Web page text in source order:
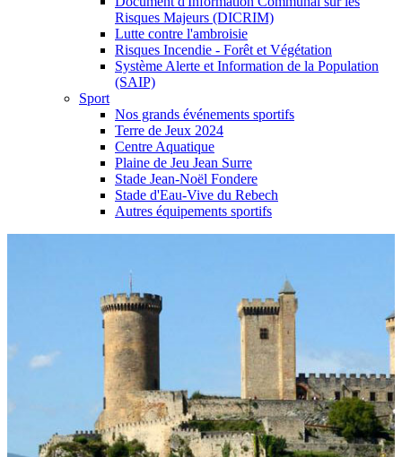
Risques Majeurs (DICRIM)
Lutte contre l'ambroisie
Risques Incendie - Forêt et Végétation
Système Alerte et Information de la Population
(SAIP)
Sport
Nos grands événements sportifs
Terre de Jeux 2024
Centre Aquatique
Plaine de Jeu Jean Surre
Stade Jean-Noël Fondere
Stade d'Eau-Vive du Rebech
Autres équipements sportifs